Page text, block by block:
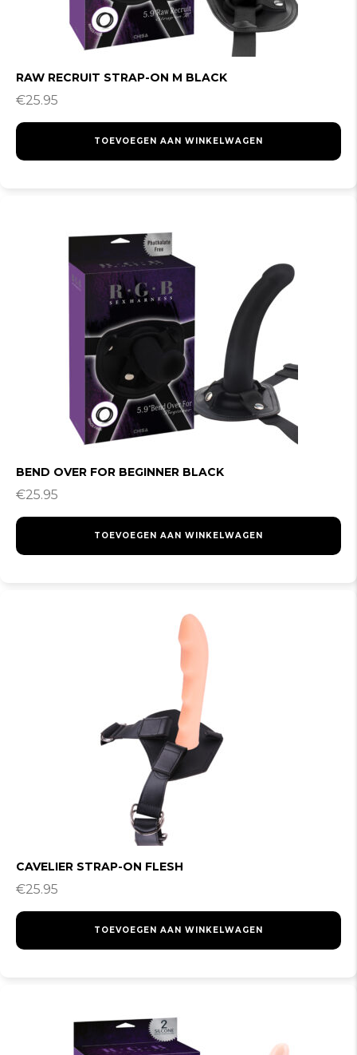
RAW RECRUIT STRAP-ON M BLACK
€25.95
TOEVOEGEN AAN WINKELWAGEN
BEND OVER FOR BEGINNER BLACK
€25.95
TOEVOEGEN AAN WINKELWAGEN
CAVELIER STRAP-ON FLESH
€25.95
TOEVOEGEN AAN WINKELWAGEN